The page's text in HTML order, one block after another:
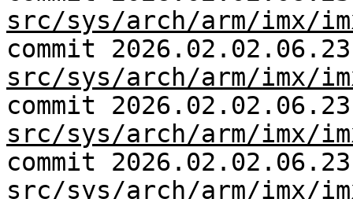
src/sys/arch/arm/imx/
commit
src/sys/arch/arm/imx/
commit
src/sys/arch/arm/imx/
commit
src/sys/arch/arm/imx/